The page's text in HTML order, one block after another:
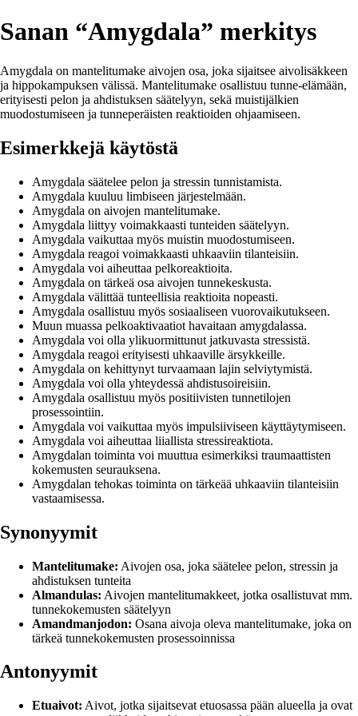
Sanan “Amygdala” merkitys
Amygdala on mantelitumake aivojen osa, joka sijaitsee aivolisäkkeen
ja hippokampuksen välissä. Mantelitumake osallistuu tunne-elämään,
erityisesti pelon ja ahdistuksen säätelyyn, sekä muistijälkien
muodostumiseen ja tunneperäisten reaktioiden ohjaamiseen.
Esimerkkejä käytöstä
Amygdala säätelee pelon ja stressin tunnistamista.
Amygdala kuuluu limbiseen järjestelmään.
Amygdala on aivojen mantelitumake.
Amygdala liittyy voimakkaasti tunteiden säätelyyn.
Amygdala vaikuttaa myös muistin muodostumiseen.
Amygdala reagoi voimakkaasti uhkaaviin tilanteisiin.
Amygdala voi aiheuttaa pelkoreaktioita.
Amygdala on tärkeä osa aivojen tunnekeskusta.
Amygdala välittää tunteellisia reaktioita nopeasti.
Amygdala osallistuu myös sosiaaliseen vuorovaikutukseen.
Muun muassa pelkoaktivaatiot havaitaan amygdalassa.
Amygdala voi olla ylikuormittunut jatkuvasta stressistä.
Amygdala reagoi erityisesti uhkaaville ärsykkeille.
Amygdala on kehittynyt turvaamaan lajin selviytymistä.
Amygdala voi olla yhteydessä ahdistusoireisiin.
Amygdala osallistuu myös positiivisten tunnetilojen
prosessointiin.
Amygdala voi vaikuttaa myös impulsiiviseen käyttäytymiseen.
Amygdala voi aiheuttaa liiallista stressireaktiota.
Amygdalan toiminta voi muuttua esimerkiksi traumaattisten
kokemusten seurauksena.
Amygdalan tehokas toiminta on tärkeää uhkaaviin tilanteisiin
vastaamisessa.
Synonyymit
Mantelitumake: Aivojen osa, joka säätelee pelon, stressin ja
ahdistuksen tunteita
Almandulas: Aivojen mantelitumakkeet, jotka osallistuvat mm.
tunnekokemusten säätelyyn
Amandmanjodon: Osana aivoja oleva mantelitumake, joka on
tärkeä tunnekokemusten prosessoinnissa
Antonyymit
Etuaivot: Aivot, jotka sijaitsevat etuosassa pään alueella ja ovat